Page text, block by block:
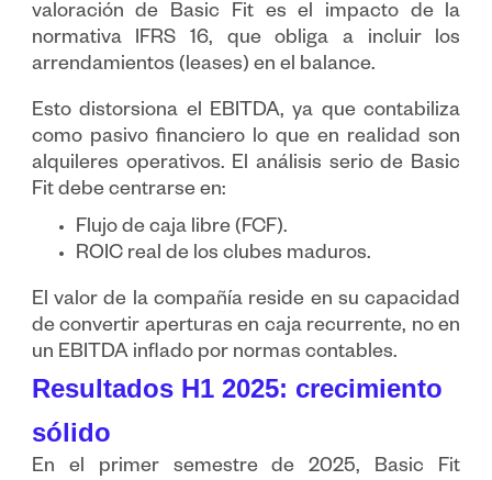
valoración de Basic Fit es el impacto de la
normativa IFRS 16, que obliga a incluir los
arrendamientos (leases) en el balance.
Esto distorsiona el EBITDA, ya que contabiliza
como pasivo financiero lo que en realidad son
alquileres operativos. El análisis serio de Basic
Fit debe centrarse en:
Flujo de caja libre (FCF).
ROIC real de los clubes maduros.
El valor de la compañía reside en su capacidad
de convertir aperturas en caja recurrente, no en
un EBITDA inflado por normas contables.
Resultados H1 2025: crecimiento
sólido
En el primer semestre de 2025, Basic Fit